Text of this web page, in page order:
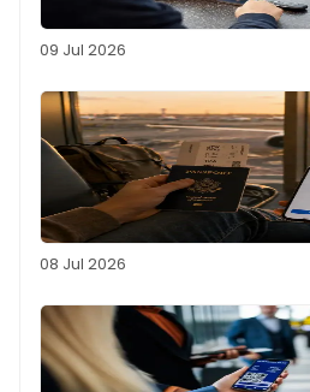
09 Jul 2026
08 Jul 2026